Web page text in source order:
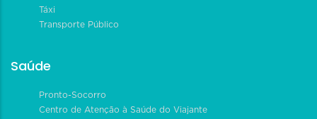
Táxi
Transporte Público
Saúde
Pronto-Socorro
Centro de Atenção à Saúde do Viajante